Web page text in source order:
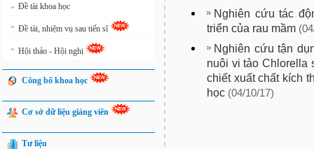
» Đề tài khoa học
» Đề tài, nhiệm vụ sau tiến sĩ
» Hội thảo - Hội nghị
Công bố khoa học
Cơ sở dữ liệu giảng viên
Tư liệu
Nghiên cứu tác
triển của rau mầm
Nghiên cứu tận
nuôi vi tảo Chlorella
chiết xuất chất kích
học (04/10/17)